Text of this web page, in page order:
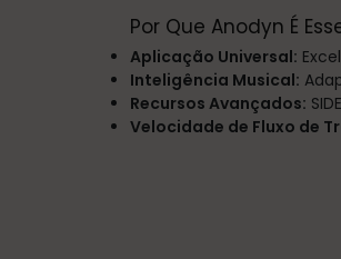
Por Que Anodyn É
Aplicação Universal:
Inteligência Musical:
Recursos Avançados:
Velocidade de Fluxo de